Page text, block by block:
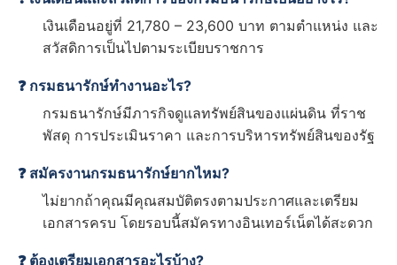
เงินเดือนอยู่ที่ 21,780 – 23,600 บาท ตามตำแหน่ง และ
สวัสดิการเป็นไปตามระเบียบราชการ
❓ กรมธนารักษ์ทำงานอะไร?
กรมธนารักษ์มีภารกิจดูแลทรัพย์สินของแผ่นดิน ที่ราช
พัสดุ การประเมินราคา และการบริหารทรัพย์สินของรัฐ
❓ สมัครงานกรมธนารักษ์ยากไหม?
ไม่ยากถ้าคุณมีคุณสมบัติตรงตามประกาศและเตรียม
เอกสารครบ โดยรอบนี้สมัครทางอินเทอร์เน็ตได้สะดวก
❓ ต้องเตรียมเอกสารอะไรบ้าง?